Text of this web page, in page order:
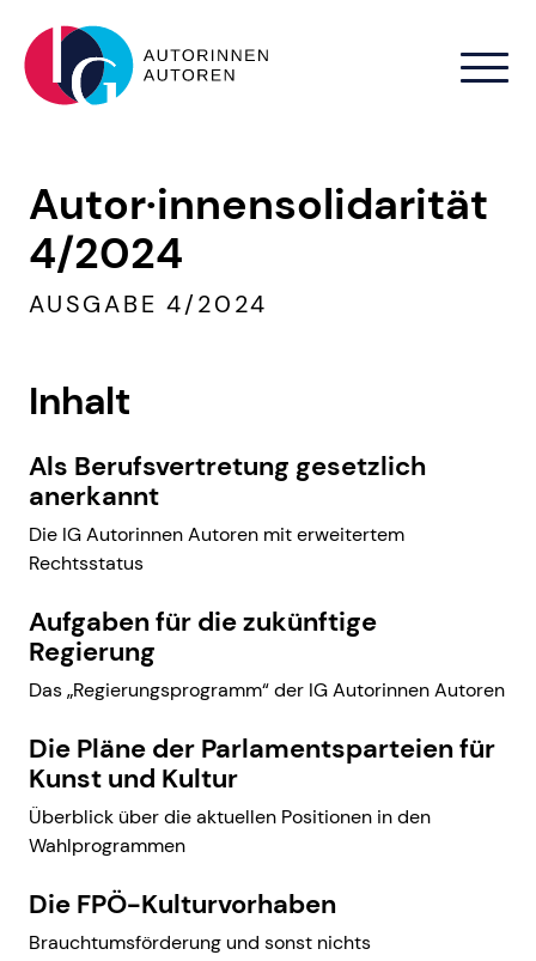
Autor·innensolidarität
4/2024
AUSGABE 4/2024
Inhalt
Als Berufsvertretung gesetzlich
anerkannt
Die IG Autorinnen Autoren mit erweitertem
Rechtsstatus
Aufgaben für die zukünftige
Regierung
Das „Regierungsprogramm“ der IG Autorinnen Autoren
Die Pläne der Parlamentsparteien für
Kunst und Kultur
Überblick über die aktuellen Positionen in den
Wahlprogrammen
Die FPÖ-Kulturvorhaben
Brauchtumsförderung und sonst nichts